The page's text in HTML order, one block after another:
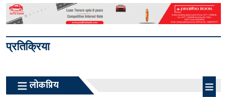
प्रतिक्रिया
लोकप्रिय